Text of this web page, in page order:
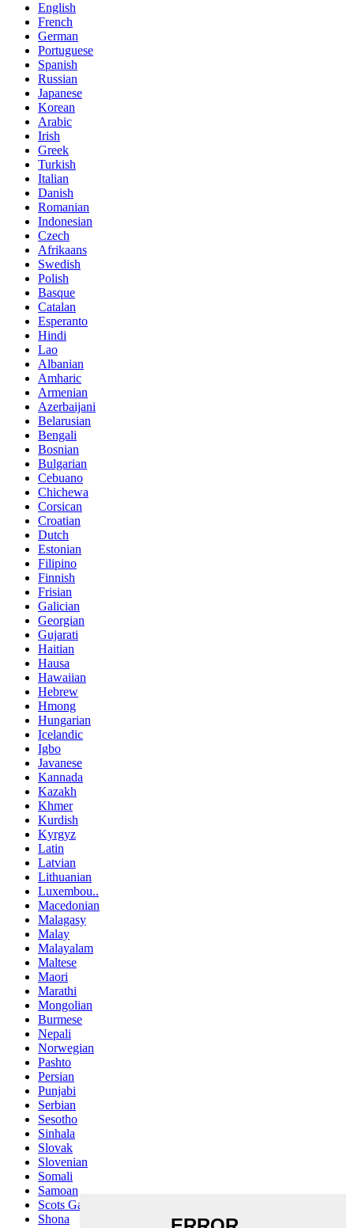
English
French
German
Portuguese
Spanish
Russian
Japanese
Korean
Arabic
Irish
Greek
Turkish
Italian
Danish
Romanian
Indonesian
Czech
Afrikaans
Swedish
Polish
Basque
Catalan
Esperanto
Hindi
Lao
Albanian
Amharic
Armenian
Azerbaijani
Belarusian
Bengali
Bosnian
Bulgarian
Cebuano
Chichewa
Corsican
Croatian
Dutch
Estonian
Filipino
Finnish
Frisian
Galician
Georgian
Gujarati
Haitian
Hausa
Hawaiian
Hebrew
Hmong
Hungarian
Icelandic
Igbo
Javanese
Kannada
Kazakh
Khmer
Kurdish
Kyrgyz
Latin
Latvian
Lithuanian
Luxembou..
Macedonian
Malagasy
Malay
Malayalam
Maltese
Maori
Marathi
Mongolian
Burmese
Nepali
Norwegian
Pashto
Persian
Punjabi
Serbian
Sesotho
Sinhala
Slovak
Slovenian
Somali
Samoan
Scots Gaelic
Shona